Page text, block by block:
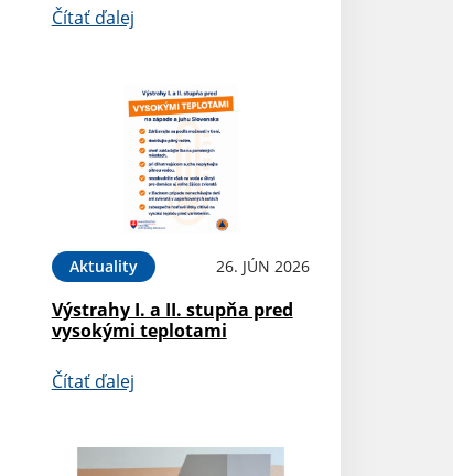
Čítať ďalej
Aktuality 26. JÚN 2026
Výstrahy I. a II. stupňa pred
vysokými teplotami
Čítať ďalej